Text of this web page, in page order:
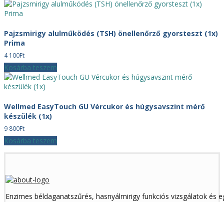
Pajzsmirigy alulműködés (TSH) önellenőrző gyorsteszt (1x)
Prima
4 100Ft
Kosárba teszem
Wellmed EasyTouch GU Vércukor és húgysavszint mérő
készülék (1x)
9 800Ft
Kosárba teszem
Enzimes béldaganatszűrés, hasnyálmirigy funkciós vizsgálatok és